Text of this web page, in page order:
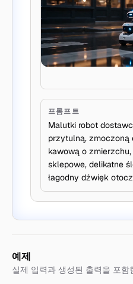
프롬프트
Malutki robot
przytulną, zmoczoną
kawową o
sklepowe, delikatne
łagodny dźwięk
예제
실제 입력과 생성된 출력을 포